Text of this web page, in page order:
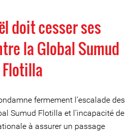
doit cesser ses
la Global Sumud
Flotilla
fermement l’escalade des
Sumud Flotilla et l’incapacité de
à assurer un passage